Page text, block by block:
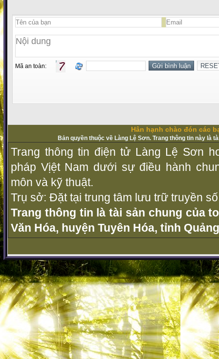
Mã an toàn:
Hân hạnh chào đón các
Bản quyền thuộc về Làng Lệ Sơn. Trang thông tin này là
Trang thông tin điện tử Làng Lệ Sơn
pháp Vịệt Nam dưới sự điều hành
môn và kỹ thuật.
Trụ sở: Đặt tại trung tâm lưu trữ truyền
Trang thông tin là tài sản chung của
Văn Hóa, huyện Tuyên Hóa, tỉnh